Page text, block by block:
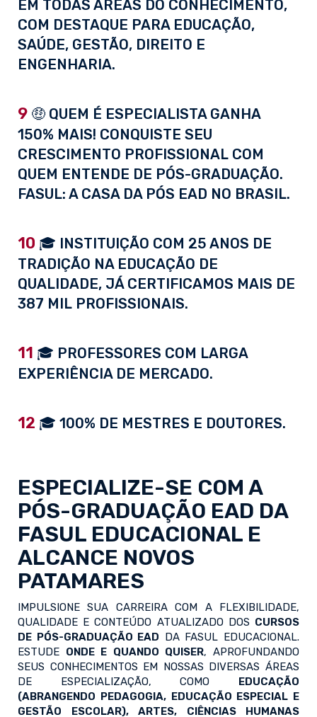
EM TODAS ÁREAS DO CONHECIMENTO,
COM DESTAQUE PARA EDUCAÇÃO,
SAÚDE, GESTÃO, DIREITO E
ENGENHARIA.
9 🤑 QUEM É ESPECIALISTA GANHA
150% MAIS! CONQUISTE SEU
CRESCIMENTO PROFISSIONAL COM
QUEM ENTENDE DE PÓS-GRADUAÇÃO.
FASUL: A CASA DA PÓS EAD NO BRASIL.
10 🎓 INSTITUIÇÃO COM 25 ANOS DE
TRADIÇÃO NA EDUCAÇÃO DE
QUALIDADE, JÁ CERTIFICAMOS MAIS DE
387 MIL PROFISSIONAIS.
11 🎓 PROFESSORES COM LARGA
EXPERIÊNCIA DE MERCADO.
12 🎓 100% DE MESTRES E DOUTORES.
ESPECIALIZE-SE COM A
PÓS-GRADUAÇÃO EAD DA
FASUL EDUCACIONAL E
ALCANCE NOVOS
PATAMARES
IMPULSIONE SUA CARREIRA COM A FLEXIBILIDADE,
QUALIDADE E CONTEÚDO ATUALIZADO DOS CURSOS
DE PÓS-GRADUAÇÃO EAD DA FASUL EDUCACIONAL.
ESTUDE ONDE E QUANDO QUISER, APROFUNDANDO
SEUS CONHECIMENTOS EM NOSSAS DIVERSAS ÁREAS
DE ESPECIALIZAÇÃO, COMO EDUCAÇÃO
(ABRANGENDO PEDAGOGIA, EDUCAÇÃO ESPECIAL E
GESTÃO ESCOLAR), ARTES, CIÊNCIAS HUMANAS